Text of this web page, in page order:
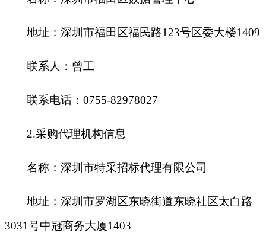
地址：深圳市福田区福民路123号区委大楼1409
联系人：曾工
联系电话：0755-82978027
2.采购代理机构信息
名称：深圳市特采招标代理有限公司
地址：深圳市罗湖区东晓街道东晓社区太白路
3031号中冠商务大厦1403